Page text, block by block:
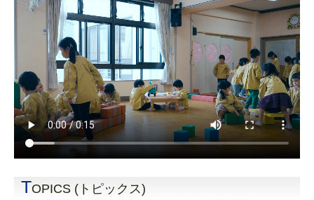
TOPICS (トピックス)